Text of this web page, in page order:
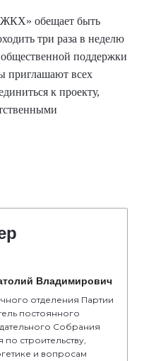
обещает быть
три раза в неделю
поддержки
приглашают всех
к проекту,
Владимирович
отделения Партии
постоянного
Собрания
по строительству,
и вопросам